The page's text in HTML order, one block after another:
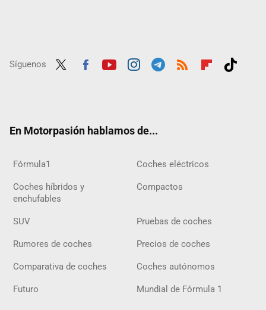
Síguenos
En Motorpasión hablamos de...
Fórmula1 Coches eléctricos
Coches híbridos y
enchufables
Compactos
SUV Pruebas de coches
Rumores de coches Precios de coches
Comparativa de coches Coches autónomos
Futuro Mundial de Fórmula 1